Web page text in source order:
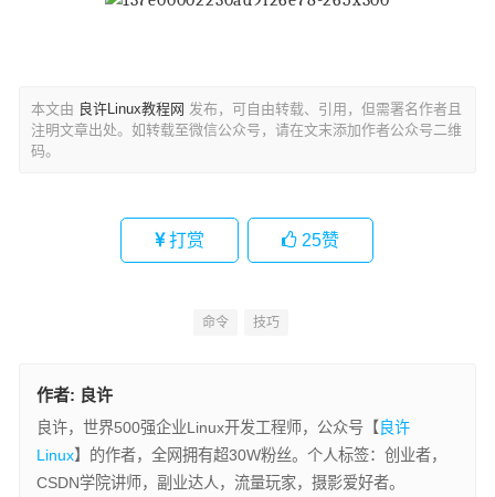
本文由 良许Linux教程网 发布，可自由转载、引用，但需署名作者且
注明文章出处。如转载至微信公众号，请在文末添加作者公众号二维
码。
打赏 25赞
命令 技巧
作者: 良许
良许，世界500强企业Linux开发工程师，公众号【 良许
Linux】的作者，全网拥有超30W粉丝。个人标签：创业者，
CSDN学院讲师，副业达人，流量玩家，摄影爱好者。